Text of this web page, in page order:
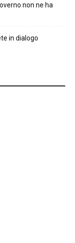
non ne ha
in dialogo